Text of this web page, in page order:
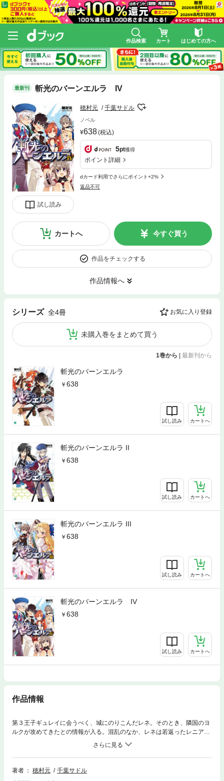
作品検索 カート はじめての方へ
最新刊 斬光のバーンエルラ IV
試し読み
穂村元 千葉サドル
ノベル
638(税込)
5pt獲得
ポイント詳細
dカード利用でさらにポイント+2%
返品不可
カートへ 今すぐ買う
作品をチェックする
作品情報へ
シリーズ 全4冊 お気に入り登録
未購入巻をまとめて買う
1巻から | 最新刊から
斬光のバーンエルラ
638
試し読み カートへ
斬光のバーンエルラ II
638
試し読み カートへ
斬光のバーンエルラ III
638
試し読み カートへ
斬光のバーンエルラ IV
638
試し読み カートへ
作品情報
第３王子ギュレイに会うべく、城にのりこんだレネ。そのとき、隣国のヨ
ルクが攻めてきたとの情報が入る。混乱のなか、レネは若返ったレニアと
再会をはたすが――「レーネディア、居留地に行きなさい」――圧倒的な
軍事力で迫るヨルクから、レネは仲間を、エルーランを守れるのか？ 覇
道ファンタジー、ついにフィナーレ！
著者
穂村元
千葉サドル